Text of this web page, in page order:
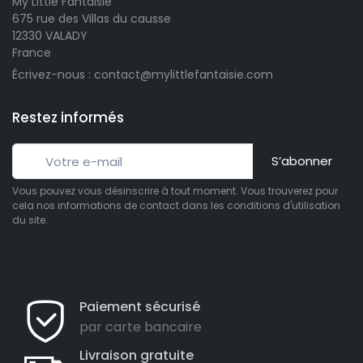
675 rue des Villas du causse
12330 VALADY
France
Écrivez-nous : contact@mylittlefantaisie.com
Restez informés
S’abonner
Vous pouvez vous désinscrire à tout moment. Vous trouverez pour
cela nos informations de contact dans les conditions d'utilisation
du site.
Paiement sécurisé
par carte bancaire
Livraison gratuite